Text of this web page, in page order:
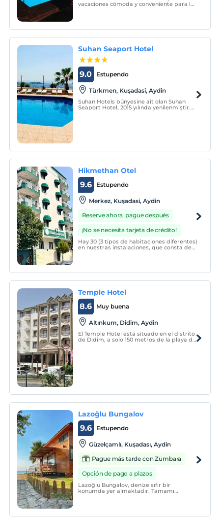
vacaciones cómoda y conveniente para los
Suhan Seaport Hotel
Estupendo
9.0
Türkmen, Kuşadasi, Aydin
Suhan Hotels bünyesine ait olan Suhan
Seaport Hotel, 2015 yılında yenilenmiştir.
Hikmethan Otel
Estupendo
9.6
Merkez, Kuşadasi, Aydin
Reserve ahora, pague después
¡No se necesita tarjeta de crédito!
Hay 30 (3 tipos de habitaciones diferentes)
en nuestras instalaciones, que consta de
Temple Hotel
Muy buena
8.6
Altınkum, Didim, Aydin
El Temple Hotel está situado en el distrito
de Didim, a solo 150 metros de la playa de
Lazoğlu Bungalov
Estupendo
9.6
Güzelçamlı, Kuşadası, Aydin
Pague más tarde con Zumbara
Opción de pago a plazos
Lazoğlu Bungalov, denize sıfır bir
konumda yer almaktadır. Tamamı
ayı itibariyle asma katlı odalarımıza